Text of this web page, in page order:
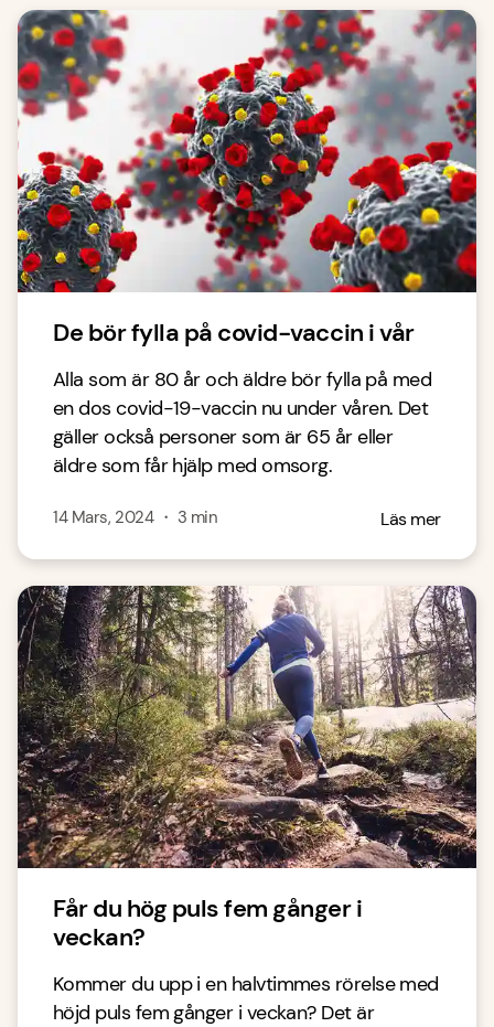
De bör fylla på covid-vaccin i vår
Alla som är 80 år och äldre bör fylla på med
en dos covid-19-vaccin nu under våren. Det
gäller också personer som är 65 år eller
äldre som får hjälp med omsorg.
14 Mars, 2024・ 3 min Läs mer
Får du hög puls fem gånger i
veckan?
Kommer du upp i en halvtimmes rörelse med
höjd puls fem gånger i veckan? Det är